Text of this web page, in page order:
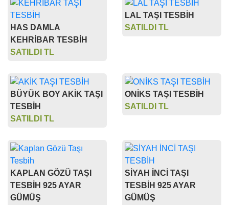
HAS DAMLA
KEHRİBAR TESBİH
SATILDI TL
LAL TAŞI TESBİH
SATILDI TL
BÜYÜK BOY AKİK TAŞI
TESBİH
SATILDI TL
ONİKS TAŞI TESBİH
SATILDI TL
KAPLAN GÖZÜ TAŞI
TESBİH 925 AYAR
GÜMÜŞ
SİYAH İNCİ TAŞI
TESBİH 925 AYAR
GÜMÜŞ